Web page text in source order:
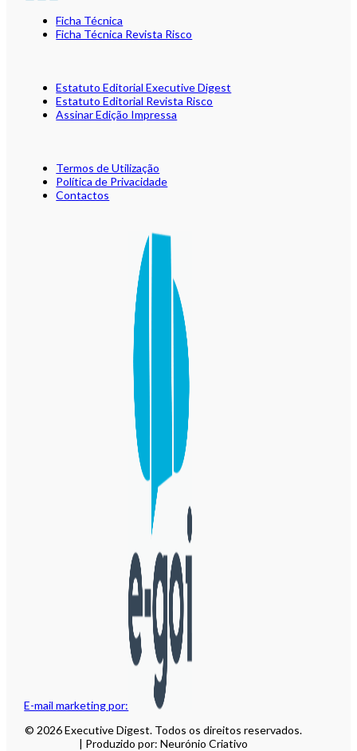
E-mail marketing por:
Ficha Técnica
Ficha Técnica Revista Risco
Estatuto Editorial Executive Digest
Estatuto Editorial Revista Risco
Assinar Edição Impressa
Termos de Utilização
Política de Privacidade
Contactos
© 2026 Executive Digest. Todos os direitos reservados.
| Produzido por: Neurónio Criativo